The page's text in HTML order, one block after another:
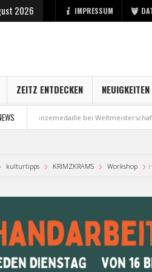
2026 IMPRESSUM
ZEITZ ENTDECKEN NEUIGKEITEN
Bronzemedaille bei Weltmeisterschaft
kulturtipps KRIMZKRAMS Workshop